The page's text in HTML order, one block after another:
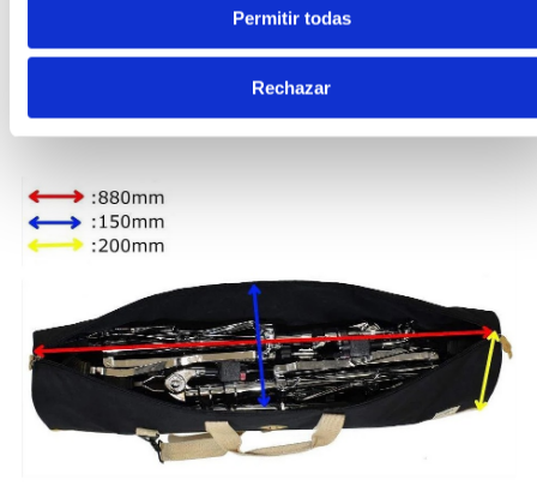
Permitir todas
Rechazar
(Ancho) x 200 mm (Alto).
Comodidad: Incluye una correa de hombro
acolchada y un asa para facilitar su
transporte.